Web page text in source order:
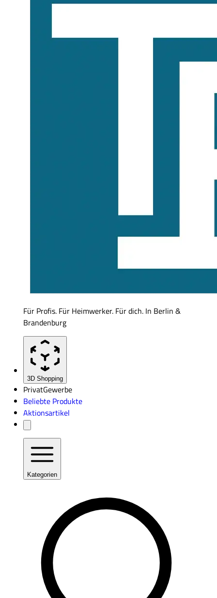
Für Profis. Für Heimwerker. Für dich. In Berlin &
Brandenburg
3D Shopping
PrivatGewerbe
Beliebte Produkte
Aktionsartikel
Kategorien